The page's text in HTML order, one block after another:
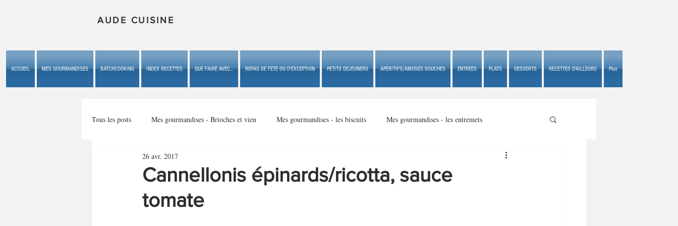
AUDE CUISINE
ACCUEIL MES GOURMANDISES BATCHCOOKING INDEX RECETTES QUE FAIRE AVEC... REPAS DE FETE OU D'EXCEPTION PETITS DEJEUNERS APERITIFS/AMUSES BOUCHES ENTREES PLATS DESSERTS RECETTES D'AILLEURS Plus
Tous les posts Mes gourmandises - Brioches et vien Mes gourmandises - les biscuits Mes gourmandises - les entremets
Mes gourmandises - les gâteaux du b
Mes gourmandises - plaisirs d'enfan
Cannellonis épinards/ricotta, sauce
tomate
26 avr. 2017